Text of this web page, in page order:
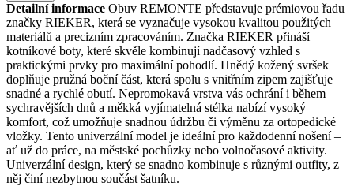
Detailní informace Obuv REMONTE představuje prémiovou řadu
značky RIEKER, která se vyznačuje vysokou kvalitou použitých
materiálů a precizním zpracováním. Značka RIEKER přináší
kotníkové boty, které skvěle kombinují nadčasový vzhled s
praktickými prvky pro maximální pohodlí. Hnědý kožený svršek
doplňuje pružná boční část, která spolu s vnitřním zipem zajišťuje
snadné a rychlé obutí. Nepromokavá vrstva vás ochrání i během
sychravějších dnů a měkká vyjímatelná stélka nabízí vysoký
komfort, což umožňuje snadnou údržbu či výměnu za ortopedické
vložky. Tento univerzální model je ideální pro každodenní nošení –
ať už do práce, na městské pochůzky nebo volnočasové aktivity.
Univerzální design, který se snadno kombinuje s různými outfity, z
něj činí nezbytnou součást šatníku.